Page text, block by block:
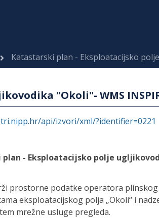
Katastarski plan - Eksploatacijsko polje
"Okoli"- WMS
api/izvori/xml/?identifier=0221
- Eksploatacijsko polje
prostorne podatke operatora
eksploatacijskog polja „Okoli“ i
mrežne usluge pregleda.